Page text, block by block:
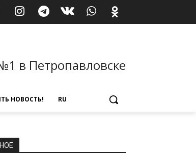
в Петропавловске
НОВОСТЬ! RU